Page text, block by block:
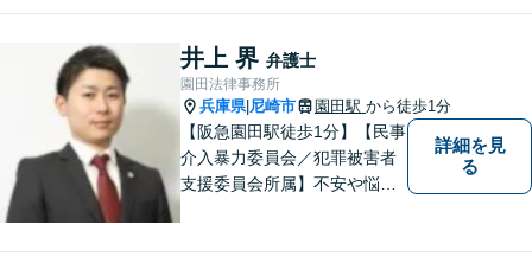
可】
井上 界 弁護士
園田法律事務所
兵庫県| 尼崎市 園田駅 から徒歩1分
【阪急園田駅徒歩1分】【民事
介入暴力委員会／犯罪被害者
支援委員会所属】不安や悩み
詳細を見
る